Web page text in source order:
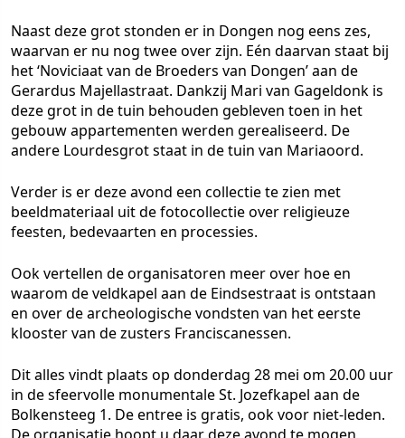
Naast deze grot stonden er in Dongen nog eens zes,
waarvan er nu nog twee over zijn. Eén daarvan staat bij
het ‘Noviciaat van de Broeders van Dongen’ aan de
Gerardus Majellastraat. Dankzij Mari van Gageldonk is
deze grot in de tuin behouden gebleven toen in het
gebouw appartementen werden gerealiseerd. De
andere Lourdesgrot staat in de tuin van Mariaoord.
Verder is er deze avond een collectie te zien met
beeldmateriaal uit de fotocollectie over religieuze
feesten, bedevaarten en processies.
Ook vertellen de organisatoren meer over hoe en
waarom de veldkapel aan de Eindsestraat is ontstaan
en over de archeologische vondsten van het eerste
klooster van de zusters Franciscanessen.
Dit alles vindt plaats op donderdag 28 mei om 20.00 uur
in de sfeervolle monumentale St. Jozefkapel aan de
Bolkensteeg 1. De entree is gratis, ook voor niet-leden.